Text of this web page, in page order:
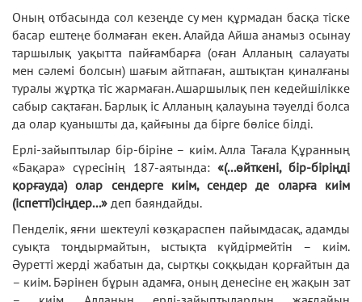
Оның отбасында сол кезеңде су мен құрмадан басқа тіске
басар ештеңе болмаған екен. Алайда Айша анамыз осынау
таршылық уақытта пайғамбарға (оған Алланың салауаты
мен сәлемі болсын) шағым айтпаған, аштықтан қиналғаны
туралы жұртқа тіс жармаған. Ашаршылық пен кедейшілікке
сабыр сақтаған. Барлық іс Алланың қалауына тәуелді болса
да олар қуанышты да, қайғыны да бірге бөлісе білді.
Ерлі-зайыптылар бір-біріне – киім. Алла Тағала Құранның
«Бақара» сүресінің 187-аятында:«(...өйткені, бір-біріңді
қорғауда) олар сендерге киім, сендер де оларға киім
(іспетті)сіңдер...» деп баяндайды.
Пенделік, яғни шектеулі көзқараспен пайымдасақ, адамды
суықта тоңдырмайтын, ыстықта күйдірмейтін – киім.
Әуретті жерді жабатын да, сыртқы соққыдан қорғайтын да
– киім. Бәрінен бұрын адамға, оның денесіне ең жақын зат